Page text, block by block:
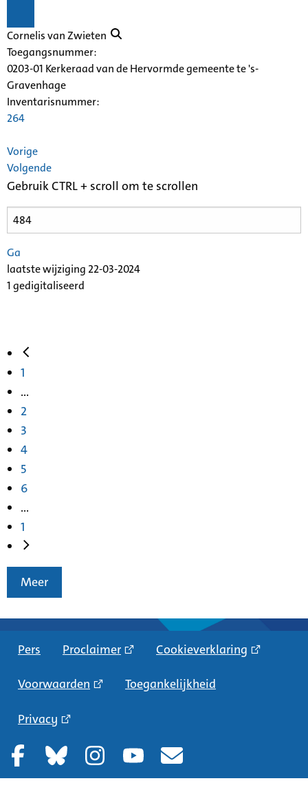
Cornelis van Zwieten
Toegangsnummer:
0203-01 Kerkeraad van de Hervormde gemeente te 's-
Gravenhage
Inventarisnummer:
264
Vorige
Volgende
Gebruik CTRL + scroll om te scrollen
Ga
laatste wijziging 22-03-2024
1 gedigitaliseerd
1
...
2
3
4
5
6
...
1
Meer
Pers Proclaimer Cookieverklaring
Voorwaarden Toegankelijkheid
Privacy